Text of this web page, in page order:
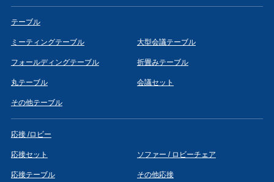
テーブル
ミーティングテーブル 大型会議テーブル
フォールディングテーブル 折畳みテーブル
丸テーブル 会議セット
その他テーブル
応接 /ロビー
応接セット ソファー / ロビーチェア
応接テーブル その他応接